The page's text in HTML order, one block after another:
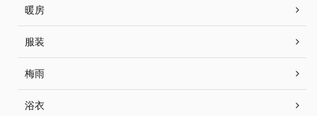
暖房
服装
梅雨
浴衣